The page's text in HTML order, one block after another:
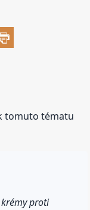
tomuto tématu
proti